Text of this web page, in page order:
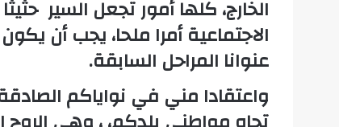
الخارج، كلها أمور تجعل السير
الاجتماعية أمرا ملحا، يجب أن يكون
عنوانا المراحل السابقة.
واعتقادا مني في نواياكم